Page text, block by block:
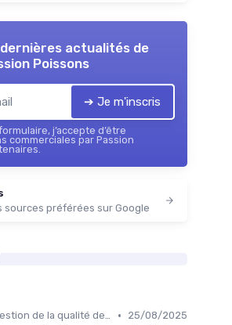
actualités de
Poissons
➔ Je m'inscris
j’accepte d’être
commerciales par Passion
sources préférées sur Google
Gestion de la qualité de l'eau •
25/08/2025